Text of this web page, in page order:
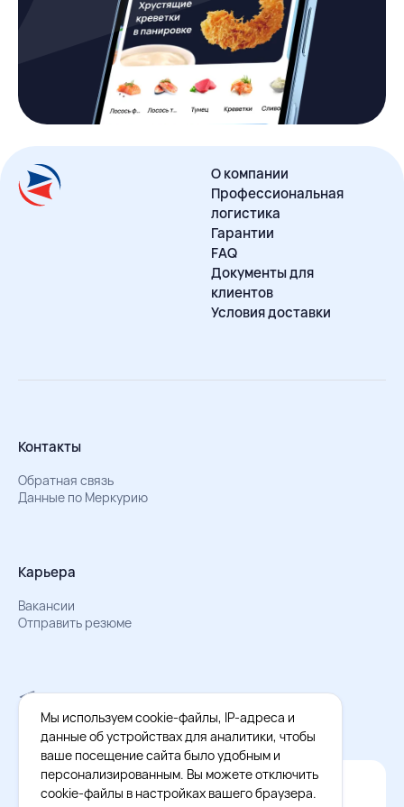
О компании
Профессиональная
логистика
Гарантии
FAQ
Документы для
клиентов
Условия доставки
Контакты
Обратная связь
Данные по Меркурию
Карьера
Вакансии
Отправить резюме
Мы в Телеграм
Документы об обработке персональных данных
Охрана труда – результаты СОУТ
Официальное приложение Восток - Запад
Cкачайте бесплатное приложение
Мы используем cookie-файлы, IP-адреса и
данные об устройствах для аналитики, чтобы
ваше посещение сайта было удобным и
персонализированным. Вы можете отключить
cookie-файлы в настройках вашего браузера.